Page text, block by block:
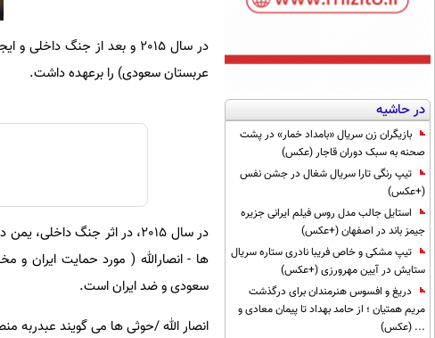
در حاشیه
بازیگران زن سریال «بامداد خمار» در پشت
صحنه به سبک دوران قاجار (عکس)
تیپ رنگی تارا سریال شغال در جشن نفس
(+عکس)
استایل جالب مدل روس فیلم ایرانی جزیره
جیمز باند در اصفهان (+عکس)
تیپ مشکی و خاص فریبا نادری ستاره سریال
ستایش در آیین مهرورزی (+عکس)
دریغ و افسوس هنرمندان برای درگذشت
مریم همتیان ؛ از حامد بهداد تا پیمان معادی و
... (عکس)
عربستان سعودی) را برعهده داشت.
در سال 2015، در اثر جنگ
ها - انصارالله ( مورد حمایت ایران
سعودی و ضد ایران است.
انصار الله /حوثی ها می گویند عبدربه منصور هادی سال 2015 استعفا کرد و دیگر